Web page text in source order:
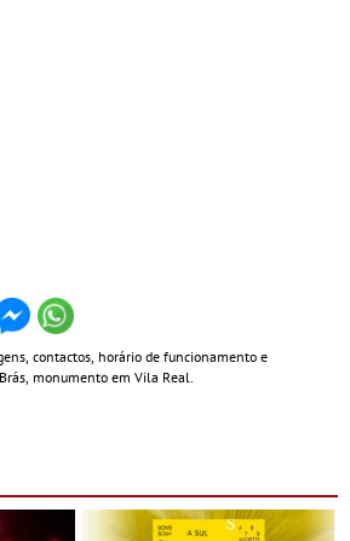
contactos, horário de funcionamento e
monumento em Vila Real.